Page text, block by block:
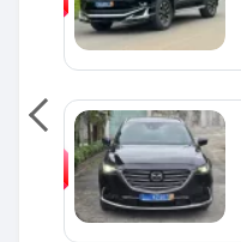
SPÉCIAL